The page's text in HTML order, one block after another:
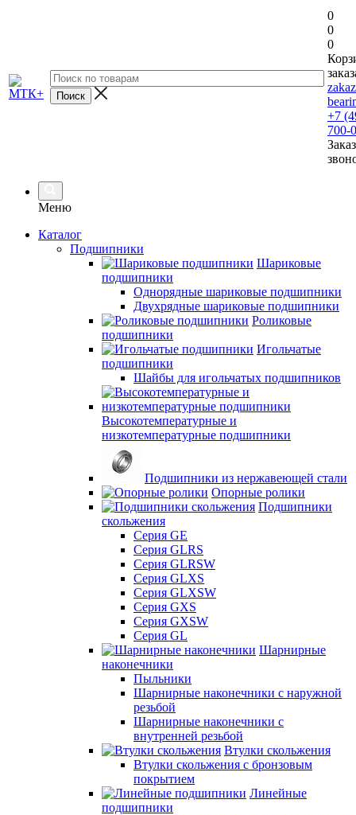
0
0
0
+7
700-
Меню
Каталог
Подшипники
Шариковые
подшипники
Однорядные шариковые подшипники
Двухрядные шариковые подшипники
Роликовые
подшипники
Игольчатые
подшипники
Шайбы для игольчатых подшипников
Высокотемпературные и
низкотемпературные подшипники
Подшипники из нержавеющей стали
Опорные ролики
Подшипники
скольжения
Серия GE
Серия GLRS
Серия GLRSW
Серия GLXS
Серия GLXSW
Серия GXS
Серия GXSW
Серия GL
Шарнирные
наконечники
Пыльники
Шарнирные наконечники с наружной
резьбой
Шарнирные наконечники с
внутренней резьбой
Втулки скольжения
Втулки скольжения с бронзовым
покрытием
Линейные
подшипники